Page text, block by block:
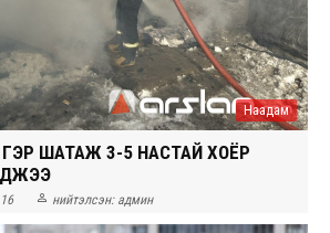
Наадам
ГЭР ШАТАЖ 3-5 НАСТАЙ ХОЁР
 нийтэлсэн: админ